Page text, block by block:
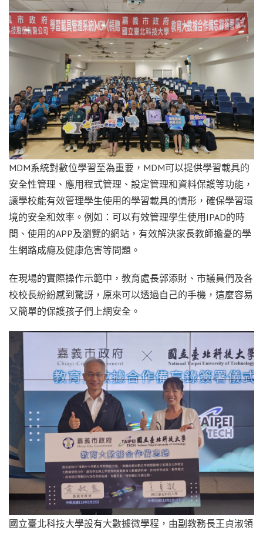
MDM系統對數位學習至為重要，MDM可以提供學習載具的
安全性管理、應用程式管理、設定管理和資料保護等功能，
讓學校能有效管理學生使用的學習載具的情形，確保學習環
境的安全和效率。例如：可以有效管理學生使用IPAD的時
間、使用的APP及瀏覽的網站，有效解決家長教師擔憂的學
生網路成癮及健康危害等問題。
在現場的實際操作示範中，教育處長郭添財、市議員們及各
校校長紛紛感到驚訝，原來可以透過自己的手機，這麼容易
又簡單的保護孩子們上網安全。
國立臺北科技大學設有大數據微學程，由副教務長王貞淑領